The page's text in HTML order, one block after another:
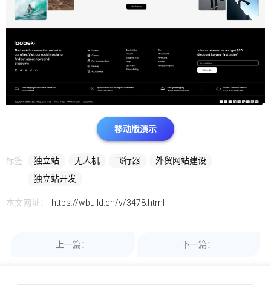
移动版演示
标签: 独立站 无人机 飞行器
外贸网站建设
独立站开发
本文网址： https://wbuild.cn/v/3478.html
上一篇： 下一篇：